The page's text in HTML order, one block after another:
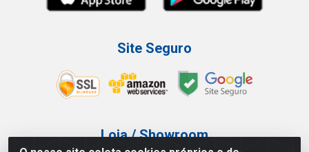
Site Seguro
Loja / Showroom